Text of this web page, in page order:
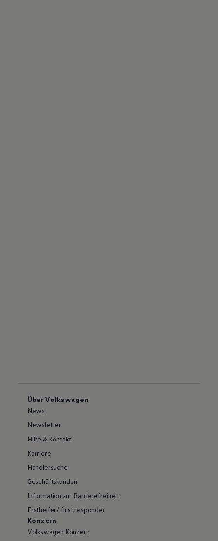
Über Volkswagen
News
Newsletter
Hilfe & Kontakt
Karriere
Händlersuche
Geschäftskunden
Information zur Barrierefreiheit
Ersthelfer/ first responder
Konzern
Volkswagen Konzern